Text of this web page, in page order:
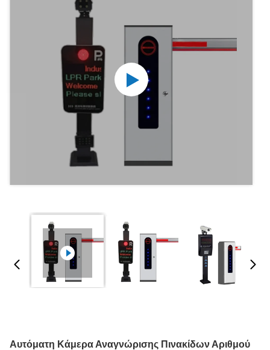
Αυτόματη Κάμερα Αναγνώρισης Πινακίδων Αριθμού